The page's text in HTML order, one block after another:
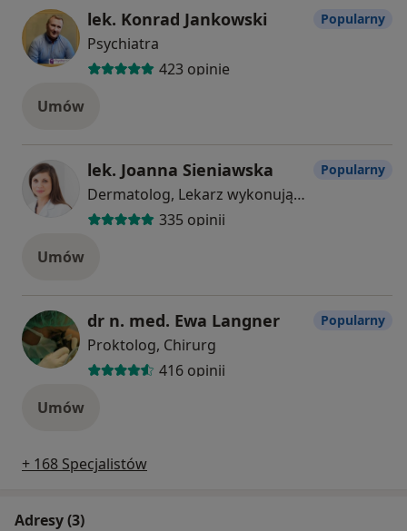
lek. Konrad Jankowski
Psychiatra
423 opinie
Popularny
Umów
lek. Joanna Sieniawska
Dermatolog, Lekarz wykonujący zabiegi medycyny estetycznej
335 opinii
Popularny
Umów
dr n. med. Ewa Langner
Proktolog, Chirurg
416 opinii
Popularny
Umów
+ 168 Specjalistów
Adresy (3)